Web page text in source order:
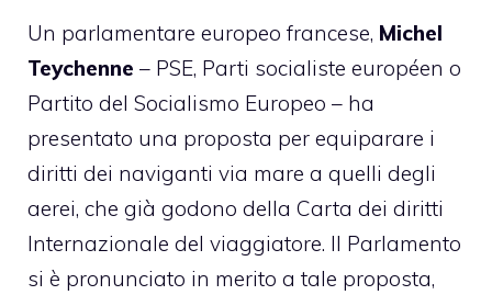
Un parlamentare europeo francese, Michel
Teychenne – PSE, Parti socialiste européen o
Partito del Socialismo Europeo – ha
presentato una proposta per equiparare i
diritti dei naviganti via mare a quelli degli
aerei, che già godono della Carta dei diritti
Internazionale del viaggiatore. Il Parlamento
si è pronunciato in merito a tale proposta,